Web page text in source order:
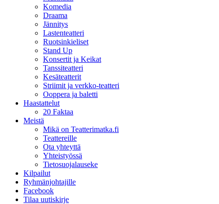
Komedia
Draama
Jännitys
Lastenteatteri
Ruotsinkieliset
Stand Up
Konsertit ja Keikat
Tanssiteatteri
Kesäteatterit
Striimit ja verkko-teatteri
Ooppera ja baletti
Haastattelut
20 Faktaa
Meistä
Mikä on Teatterimatka.fi
Teattereille
Ota yhteyttä
Yhteistyössä
Tietosuojalauseke
Kilpailut
Ryhmänjohtajille
Facebook
Tilaa uutiskirje